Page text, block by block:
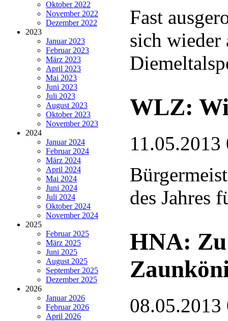
Oktober 2022
November 2022
Dezember 2022
2023
Januar 2023
Februar 2023
März 2023
April 2023
Mai 2023
Juni 2023
Juli 2023
August 2023
Oktober 2023
November 2023
2024
Januar 2024
Februar 2024
März 2024
April 2024
Mai 2024
Juni 2024
Juli 2024
Oktober 2024
November 2024
2025
Februar 2025
März 2025
Juni 2025
August 2025
September 2025
Dezember 2025
2026
Januar 2026
Februar 2026
April 2026
Fast
sich wieder
WLZ:
11.05.2013
des Jahres
HNA:
08.05.2013